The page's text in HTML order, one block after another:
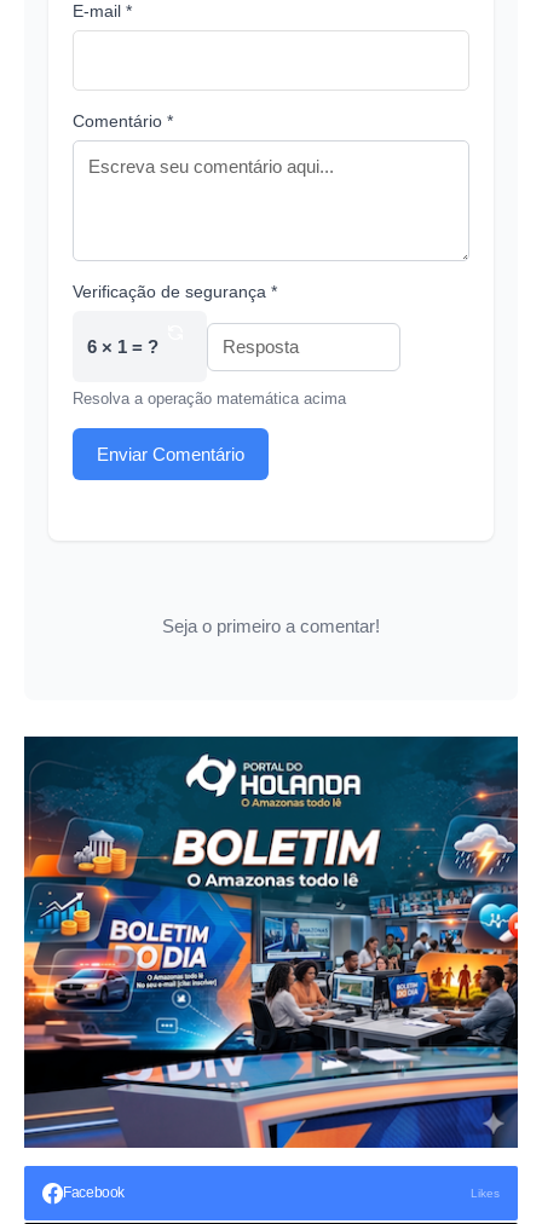
E-mail *
Comentário *
Verificação de segurança *
6 × 1 = ?
Resolva a operação matemática acima
Enviar Comentário
Seja o primeiro a comentar!
Facebook Likes